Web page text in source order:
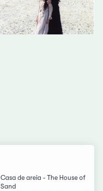
Casa de areia - The House of
Sand